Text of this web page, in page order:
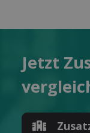
Jetzt